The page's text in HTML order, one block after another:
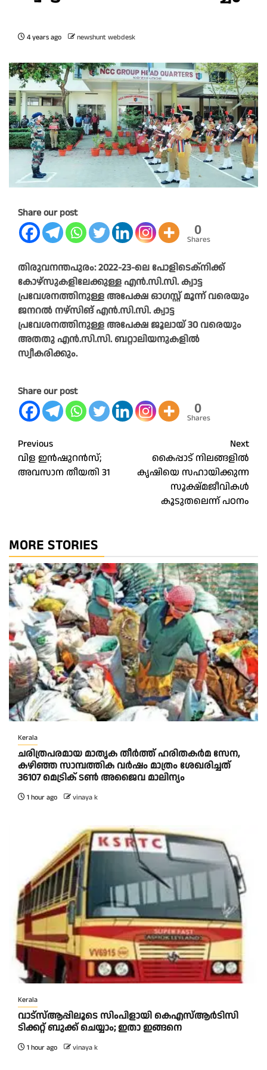
4 years ago newshunt webdesk
Share our post
0
Shares
തിരുവനന്തപുരം: 2022-23-ലെ പോളിടെക്‌നിക്ക്
കോഴ്‌സുകളിലേക്കുള്ള എൻ.സി.സി. ക്വാട്ട
പ്രവേശനത്തിനുള്ള അപേക്ഷ ഓഗസ്റ്റ് മൂന്ന് വരെയും
ജനറൽ നഴ്‌സിങ് എൻ.സി.സി. ക്വാട്ട
പ്രവേശനത്തിനുള്ള അപേക്ഷ ജൂലായ് 30 വരെയും
അതതു എൻ.സി.സി. ബറ്റാലിയനുകളിൽ
സ്വീകരിക്കും.
Share our post
0
Shares
Post
navigation
Previous
വിള ഇൻഷുറൻസ്;
അവസാന തീയതി 31
Next
കൈപ്പാട് നിലങ്ങളിൽ
കൃഷിയെ സഹായിക്കുന്ന
സൂക്ഷ്മജീവികൾ
കൂടുതലെന്ന് പഠനം
MORE STORIES
Kerala
ചരിത്രപരമായ മാതൃക തീര്‍ത്ത് ഹരിതകര്‍മ സേന,
കഴിഞ്ഞ സാമ്പത്തിക വര്‍ഷം മാത്രം ശേഖരിച്ചത്
36107 മെട്രിക് ടണ്‍ അജൈവ മാലിന്യം
1 hour ago vinaya k
Kerala
വാട്‌സ്ആപ്പിലൂടെ സിംപിളായി കെഎസ്ആര്‍ടിസി
ടിക്കറ്റ് ബുക്ക് ചെയ്യാം; ഇതാ ഇങ്ങനെ
1 hour ago vinaya k